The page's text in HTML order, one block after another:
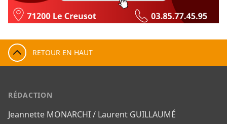
RETOUR EN HAUT
RÉDACTION
Jeannette MONARCHI / Laurent GUILLAUMÉ